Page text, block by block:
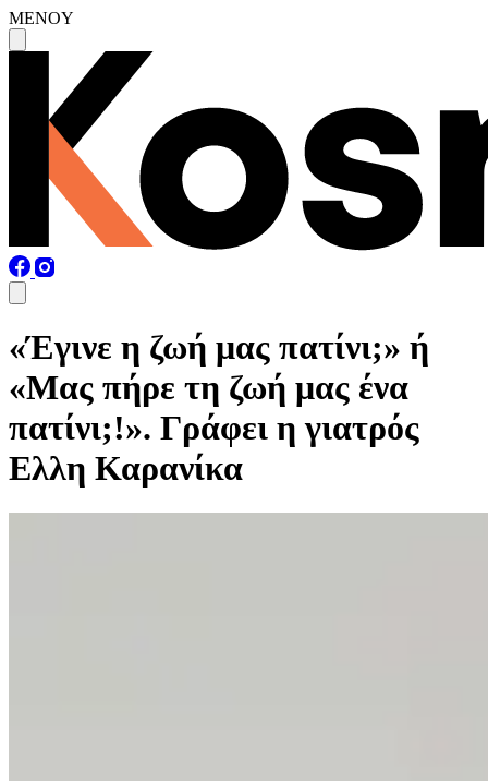
MENOY
«Έγινε η ζωή μας πατίνι;» ή
«Μας πήρε τη ζωή μας ένα
πατίνι;!». Γράφει η γιατρός
Ελλη Καρανίκα